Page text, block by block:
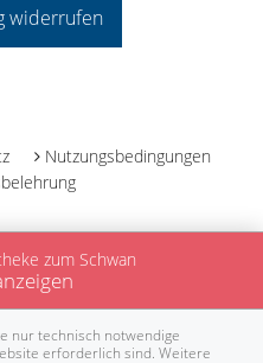
widerrufen
Nutzungsbedingungen
zum Schwan
nur technisch notwendige
erforderlich sind. Weitere